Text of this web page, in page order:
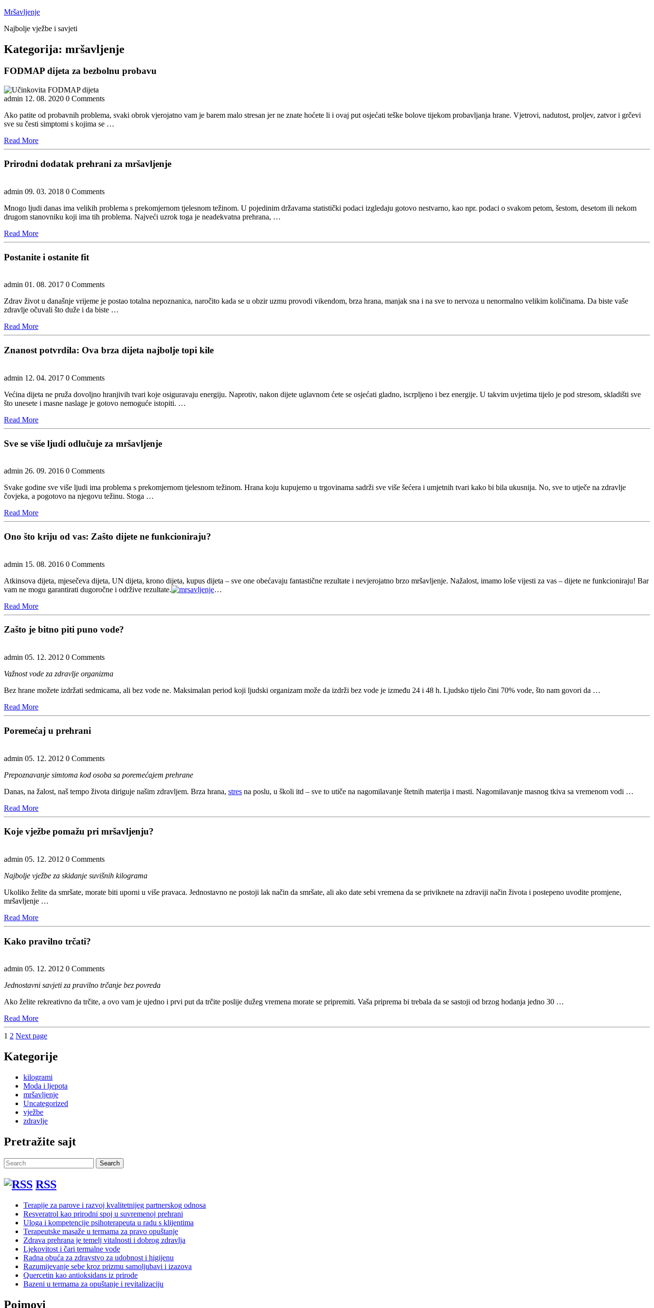
Skip
content
Mršavljenje
Najbolje vježbe i savjeti
Close
Menu
Kategorija: mršavljenje
FODMAP dijeta za bezbolnu probavu
admin 12. 08. 2020 0 Comments
Ako patite od probavnih problema, svaki obrok vjerojatno vam je barem malo stresan jer ne znate hoćete li i ovaj put osjećati teške bolove tijekom probavljanja hrane. Vjetrovi, nadutost, proljev, zatvor i grčevi
sve su česti simptomi s kojima se …
Read MoreRead
More
Prirodni dodatak prehrani za mršavljenje
admin 09. 03. 2018 0 Comments
Mnogo ljudi danas ima velikih problema s prekomjernom tjelesnom težinom. U pojedinim državama statistički podaci izgledaju gotovo nestvarno, kao npr. podaci o svakom petom, šestom, desetom ili nekom
drugom stanovniku koji ima tih problema. Najveći uzrok toga je neadekvatna prehrana, …
Read MoreRead
More
Postanite i ostanite fit
admin 01. 08. 2017 0 Comments
Zdrav život u današnje vrijeme je postao totalna nepoznanica, naročito kada se u obzir uzmu provodi vikendom, brza hrana, manjak sna i na sve to nervoza u nenormalno velikim količinama. Da biste vaše
zdravlje očuvali što duže i da biste …
Read MoreRead
More
Znanost potvrdila: Ova brza dijeta najbolje topi kile
admin 12. 04. 2017 0 Comments
Većina dijeta ne pruža dovoljno hranjivih tvari koje osiguravaju energiju. Naprotiv, nakon dijete uglavnom ćete se osjećati gladno, iscrpljeno i bez energije. U takvim uvjetima tijelo je pod stresom, skladišti sve
što unesete i masne naslage je gotovo nemoguće istopiti. …
Read MoreRead
More
Sve se više ljudi odlučuje za mršavljenje
admin 26. 09. 2016 0 Comments
Svake godine sve više ljudi ima problema s prekomjernom tjelesnom težinom. Hrana koju kupujemo u trgovinama sadrži sve više šećera i umjetnih tvari kako bi bila ukusnija. No, sve to utječe na zdravlje
čovjeka, a pogotovo na njegovu težinu. Stoga …
Read MoreRead
More
Ono što kriju od vas: Zašto dijete ne funkcioniraju?
admin 15. 08. 2016 0 Comments
Atkinsova dijeta, mjesečeva dijeta, UN dijeta, krono dijeta, kupus dijeta – sve one obećavaju fantastične rezultate i nevjerojatno brzo mršavljenje. Nažalost, imamo loše vijesti za vas – dijete ne funkcioniraju! Bar
vam ne mogu garantirati dugoročne i održive rezultate.
…
Read MoreRead
More
Zašto je bitno piti puno vode?
admin 05. 12. 2012 0 Comments
Važnost vode za zdravlje organizma
Bez hrane možete izdržati sedmicama, ali bez vode ne. Maksimalan period koji ljudski organizam može da izdrži bez vode je između 24 i 48 h. Ljudsko tijelo čini 70% vode, što nam govori da …
Read MoreRead
More
Poremećaj u prehrani
admin 05. 12. 2012 0 Comments
Prepoznavanje simtoma kod osoba sa poremećajem prehrane
Danas, na žalost, naš tempo života diriguje našim zdravljem. Brza hrana, stres na poslu, u školi itd – sve to utiče na nagomilavanje štetnih materija i masti. Nagomilavanje masnog tkiva sa vremenom vodi …
Read MoreRead
More
Koje vježbe pomažu pri mršavljenju?
admin 05. 12. 2012 0 Comments
Najbolje vježbe za skidanje suvišnih kilograma
Ukoliko želite da smršate, morate biti uporni u više pravaca. Jednostavno ne postoji lak način da smršate, ali ako date sebi vremena da se priviknete na zdraviji način života i postepeno uvodite promjene,
mršavljenje …
Read MoreRead
More
Kako pravilno trčati?
admin 05. 12. 2012 0 Comments
Jednostavni savjeti za pravilno trčanje bez povreda
Ako želite rekreativno da trčite, a ovo vam je ujedno i prvi put da trčite poslije dužeg vremena morate se pripremiti. Vaša priprema bi trebala da se sastoji od brzog hodanja jedno 30 …
Read MoreRead
More
Navigacija
objava
Page
1 Page
2 Next page
Kategorije
kilogrami
Moda i ljepota
mršavljenje
Uncategorized
vježbe
zdravlje
Pretražite sajt
Search
for:
Search
RSS
Terapije za parove i razvoj kvalitetnijeg partnerskog odnosa
Resveratrol kao prirodni spoj u suvremenoj prehrani
Uloga i kompetencije psihoterapeuta u radu s klijentima
Terapeutske masaže u termama za pravo opuštanje
Zdrava prehrana je temelj vitalnosti i dobrog zdravlja
Ljekovitost i čari termalne vode
Radna obuća za zdravstvo za udobnost i higijenu
Razumijevanje sebe kroz prizmu samoljubavi i izazova
Quercetin kao antioksidans iz prirode
Bazeni u termama za opuštanje i revitalizaciju
Pojmovi